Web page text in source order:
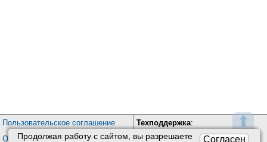
⬆
Согласен
Продолжая работу с сайтом, вы разрешаете
Пользовательское соглашение
Обработка персональных данных
Техподдержка:
Обратная связь